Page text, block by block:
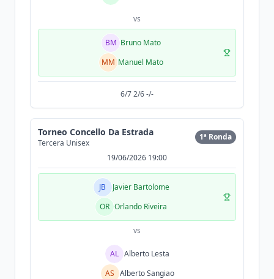
vs
BM Bruno Mato
MM Manuel Mato
6/7 2/6 -/-
Torneo Concello Da Estrada
Tercera Unisex
1ª Ronda
19/06/2026 19:00
JB
Javier Bartolome
OR Orlando Riveira
vs
AL Alberto Lesta
AS Alberto Sangiao